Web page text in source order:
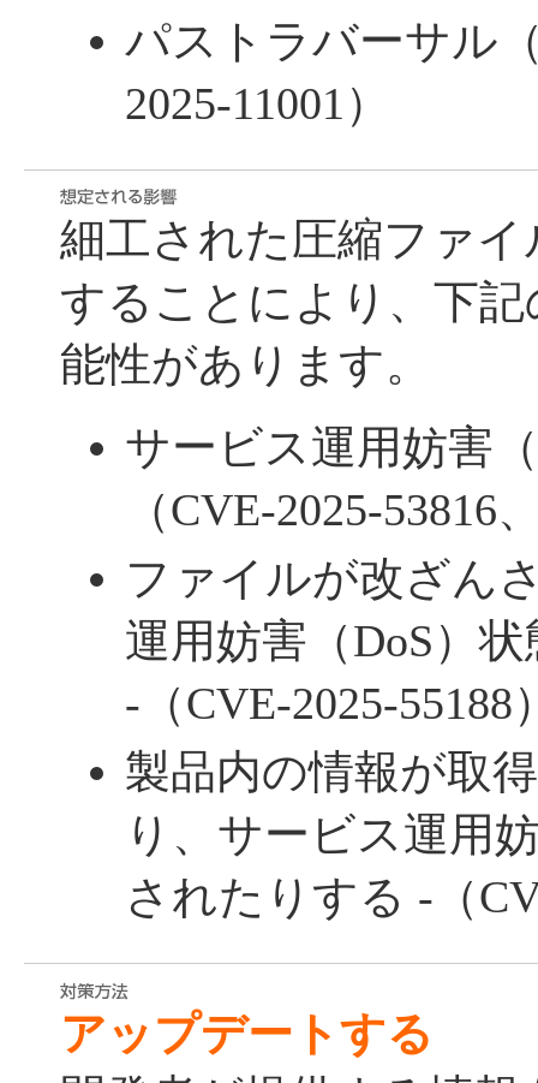
パストラバーサル
2025-11001）
細工された圧縮ファ
することにより、下
能性があります。
サービス運用妨害
（CVE-2025-53816
ファイルが改ざん
運用妨害（DoS）
-（CVE-2025-55188
製品内の情報が取
り、サービス運用
されたりする -（
アップデートする